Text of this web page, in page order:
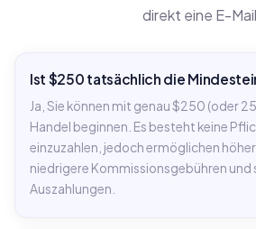
direkt eine E-
Ist $250 tatsächlich die
Ja, Sie können mit genau $250 (oder
Handel beginnen. Es besteht keine
einzuzahlen, jedoch ermöglichen
niedrigere Kommissionsgebühren und
Auszahlungen.